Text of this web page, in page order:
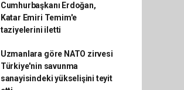
Cumhurbaşkanı Erdoğan,
Katar Emiri Temim'e
taziyelerini iletti
Uzmanlara göre NATO zirvesi
Türkiye'nin savunma
sanayisindeki yükselişini teyit